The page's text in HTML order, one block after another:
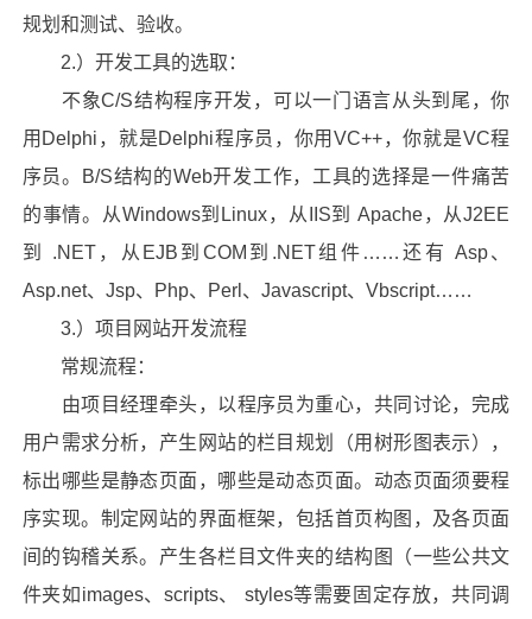
规划和测试、验收。
2.）开发工具的选取：
不象C/S结构程序开发，可以一门语言从头到尾，你
用Delphi，就是Delphi程序员，你用VC++，你就是VC程
序员。B/S结构的Web开发工作，工具的选择是一件痛苦
的事情。从Windows到Linux，从IIS到 Apache，从J2EE
到 .NET，从EJB到COM到.NET组件……还有 Asp、
Asp.net、Jsp、Php、Perl、Javascript、Vbscript……
3.）项目网站开发流程
常规流程：
由项目经理牵头，以程序员为重心，共同讨论，完成
用户需求分析，产生网站的栏目规划（用树形图表示），
标出哪些是静态页面，哪些是动态页面。动态页面须要程
序实现。制定网站的界面框架，包括首页构图，及各页面
间的钩稽关系。产生各栏目文件夹的结构图（一些公共文
件夹如images、scripts、 styles等需要固定存放，共同调